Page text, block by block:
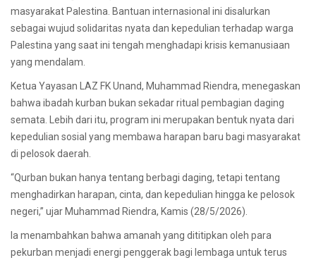
masyarakat Palestina. Bantuan internasional ini disalurkan
sebagai wujud solidaritas nyata dan kepedulian terhadap warga
Palestina yang saat ini tengah menghadapi krisis kemanusiaan
yang mendalam.
Ketua Yayasan LAZ FK Unand, Muhammad Riendra, menegaskan
bahwa ibadah kurban bukan sekadar ritual pembagian daging
semata. Lebih dari itu, program ini merupakan bentuk nyata dari
kepedulian sosial yang membawa harapan baru bagi masyarakat
di pelosok daerah.
“Qurban bukan hanya tentang berbagi daging, tetapi tentang
menghadirkan harapan, cinta, dan kepedulian hingga ke pelosok
negeri,” ujar Muhammad Riendra, Kamis (28/5/2026).
Ia menambahkan bahwa amanah yang dititipkan oleh para
pekurban menjadi energi penggerak bagi lembaga untuk terus